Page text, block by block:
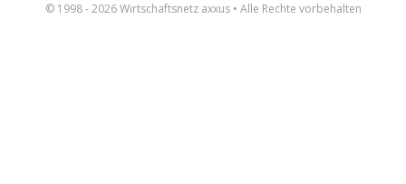
© 1998 - 2026 Wirtschaftsnetz axxus • Alle Rechte vorbehalten